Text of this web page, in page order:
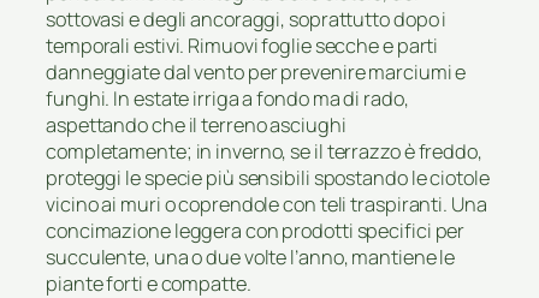
sottovasi e degli ancoraggi, soprattutto dopo i
temporali estivi. Rimuovi foglie secche e parti
danneggiate dal vento per prevenire marciumi e
funghi. In estate irriga a fondo ma di rado,
aspettando che il terreno asciughi
completamente; in inverno, se il terrazzo è freddo,
proteggi le specie più sensibili spostando le ciotole
vicino ai muri o coprendole con teli traspiranti. Una
concimazione leggera con prodotti specifici per
succulente, una o due volte l’anno, mantiene le
piante forti e compatte.